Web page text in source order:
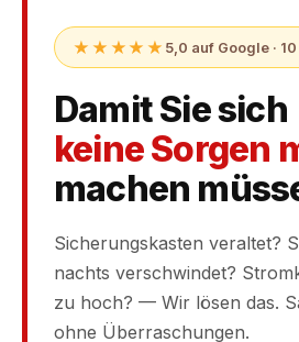
★★★★★ 5,0 auf Google ·
Damit Sie sich
keine Sorgen
machen
Sicherungskasten veraltet?
nachts verschwindet?
zu hoch? — Wir lösen das.
ohne Überraschungen.